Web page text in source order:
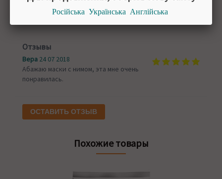
Парфюмерно-косметическая продукцияне подлежит
Отзывы
Вера 24 07 2018
Абажаю маски с нимом, эта мне очень
понравилась.
ОСТАВИТЬ ОТЗЫВ
Похожие товары
Російська Українська Англійська